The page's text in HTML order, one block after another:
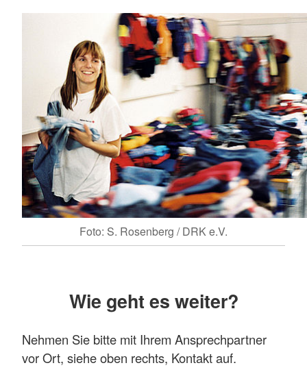
Foto: S. Rosenberg / DRK e.V.
Wie geht es weiter?
Nehmen Sie bitte mit Ihrem Ansprechpartner
vor Ort, siehe oben rechts, Kontakt auf.